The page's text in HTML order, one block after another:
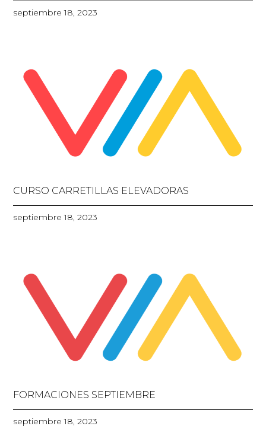
septiembre 18, 2023
CURSO CARRETILLAS ELEVADORAS
septiembre 18, 2023
FORMACIONES SEPTIEMBRE
septiembre 18, 2023